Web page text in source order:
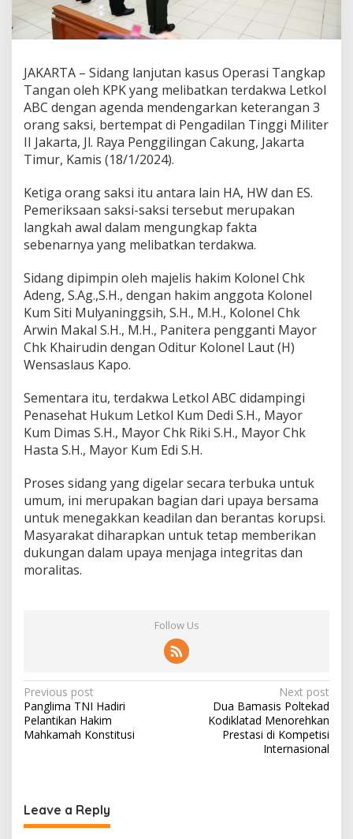
JAKARTA – Sidang lanjutan kasus Operasi Tangkap
Tangan oleh KPK yang melibatkan terdakwa Letkol
ABC dengan agenda mendengarkan keterangan 3
orang saksi, bertempat di Pengadilan Tinggi Militer
II Jakarta, Jl. Raya Penggilingan Cakung, Jakarta
Timur, Kamis (18/1/2024).
Ketiga orang saksi itu antara lain HA, HW dan ES.
Pemeriksaan saksi-saksi tersebut merupakan
langkah awal dalam mengungkap fakta
sebenarnya yang melibatkan terdakwa.
Sidang dipimpin oleh majelis hakim Kolonel Chk
Adeng, S.Ag.,S.H., dengan hakim anggota Kolonel
Kum Siti Mulyaninggsih, S.H., M.H., Kolonel Chk
Arwin Makal S.H., M.H., Panitera pengganti Mayor
Chk Khairudin dengan Oditur Kolonel Laut (H)
Wensaslaus Kapo.
Sementara itu, terdakwa Letkol ABC didampingi
Penasehat Hukum Letkol Kum Dedi S.H., Mayor
Kum Dimas S.H., Mayor Chk Riki S.H., Mayor Chk
Hasta S.H., Mayor Kum Edi S.H.
Proses sidang yang digelar secara terbuka untuk
umum, ini merupakan bagian dari upaya bersama
untuk menegakkan keadilan dan berantas korupsi.
Masyarakat diharapkan untuk tetap memberikan
dukungan dalam upaya menjaga integritas dan
moralitas.
Follow Us
Post
navigation
Previous post
Panglima TNI Hadiri
Pelantikan Hakim
Mahkamah Konstitusi
Next post
Dua Bamasis Poltekad
Kodiklatad Menorehkan
Prestasi di Kompetisi
Internasional
Leave a Reply